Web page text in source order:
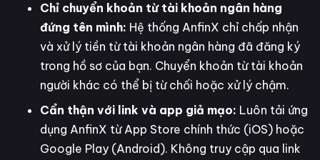
Chỉ chuyển khoản từ tài khoản ngân hàng
đứng tên mình: Hệ thống AnfinX chỉ chấp nhận
và xử lý tiền từ tài khoản ngân hàng đã đăng ký
trong hồ sơ của bạn. Chuyển khoản từ tài khoản
người khác có thể bị từ chối hoặc xử lý chậm.
Cẩn thận với link và app giả mạo: Luôn tải ứng
dụng AnfinX từ App Store chính thức (iOS) hoặc
Google Play (Android). Không truy cập qua link